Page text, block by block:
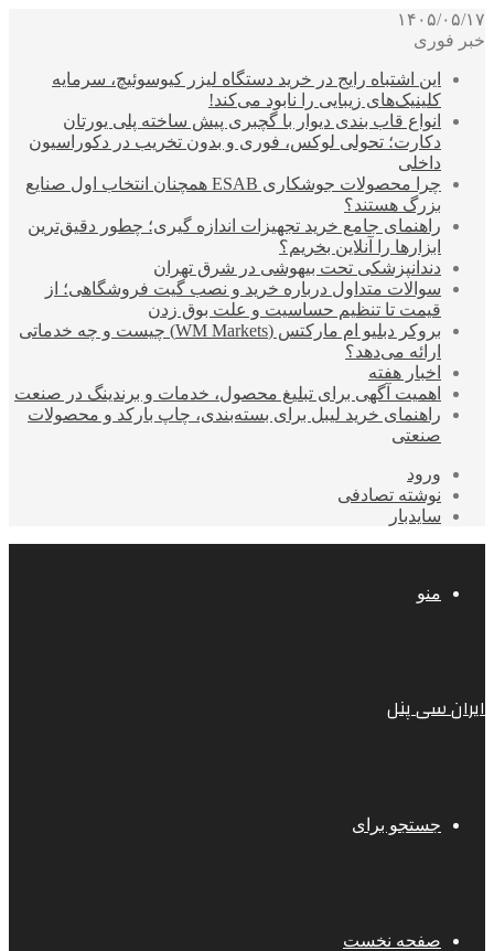
۱۴۰۵/۰۵/۱۷
خبر فوری
این اشتباه رایج در خرید دستگاه لیزر کیوسوئیچ، سرمایه
کلینیک‌های زیبایی را نابود می‌کند!
انواع قاب بندی دیوار با گچبری پیش ساخته پلی یورتان
دکارت؛ تحولی لوکس، فوری و بدون تخریب در دکوراسیون
داخلی
چرا محصولات جوشکاری ESAB همچنان انتخاب اول صنایع
بزرگ هستند؟
راهنمای جامع خرید تجهیزات اندازه گیری؛ چطور دقیق‌ترین
ابزارها را آنلاین بخریم؟
دندانپزشکی تحت بیهوشی در شرق تهران
سوالات متداول درباره خرید و نصب گیت فروشگاهی؛ از
قیمت تا تنظیم حساسیت و علت بوق زدن
بروکر دبلیو ام مارکتس (WM Markets) چیست و چه خدماتی
ارائه می‌دهد؟
اخبار هفته
اهمیت آگهی برای تبلیغ محصول، خدمات و برندینگ در صنعت
راهنمای خرید لیبل برای بسته‌بندی، چاپ بارکد و محصولات
صنعتی
ورود
نوشته تصادفی
سایدبار
منو
ایران سی پنل
جستجو برای
صفحه نخست